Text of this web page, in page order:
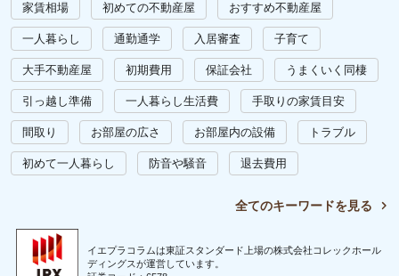
家賃相場 初めての不動産屋 おすすめ不動産屋
一人暮らし 通勤通学 入居審査 子育て
大手不動産屋 初期費用 保証会社 うまくいく同棲
引っ越し準備 一人暮らし生活費 手取りの家賃目安
間取り お部屋の広さ お部屋内の設備 トラブル
初めて一人暮らし 防音や騒音 退去費用
全てのキーワードを見る
イエプラコラムは東証スタンダード上場の株式会社コレックホール
ディングスが運営しています。